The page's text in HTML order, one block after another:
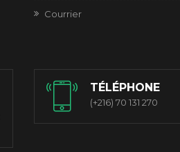
Courrier
TÉLÉPHONE
(+216) 70 131 270